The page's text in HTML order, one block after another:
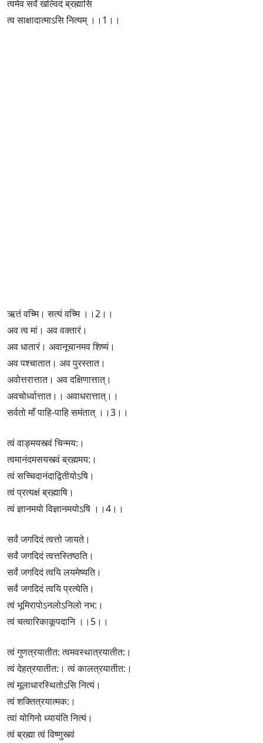
त्वमेव सर्वं खल्विदं ब्रह्मासि
त्व साक्षादात्माऽसि नित्यम् ।।1।।
ऋतं वच्मि। सत्यं वच्मि ।।2।।
अव त्व मां। अव वक्तारं।
अव धातारं। अवानूचानमव शिष्यं।
अव पश्चातात। अव पुरस्तात।
अवोत्तरात्तात। अव दक्षिणात्तात्।
अवचोर्ध्वात्तात।। अवाधरात्तात्।।
सर्वतो माँ पाहि-पाहि समंतात् ।।3।।
त्वं वाङ्‍मयस्त्वं चिन्मय:।
त्वमानंदमसयस्त्वं ब्रह्ममय:।
त्वं सच्चिदानंदाद्वितीयोऽषि।
त्वं प्रत्यक्षं ब्रह्माषि।
त्वं ज्ञानमयो विज्ञानमयोऽषि ।।4।।
सर्वं जगदिदं त्वत्तो जायते।
सर्वं जगदिदं त्वत्तस्तिष्ठति।
सर्वं जगदिदं त्वयि लयमेष्यति।
सर्वं जगदिदं त्वयि प्रत्येति।
त्वं भूमिरापोऽनलोऽनिलो नभ:।
त्वं चत्वारिकाकूपदानि ।।5।।
त्वं गुणत्रयातीत: त्वमवस्थात्रयातीत:।
त्वं देहत्रयातीत:। त्वं कालत्रयातीत:।
त्वं मूलाधारस्थितोऽसि नित्यं।
त्वं शक्तित्रयात्मक:।
त्वां योगिनो ध्यायंति नित्यं।
त्वं ब्रह्मा त्वं विष्णुस्त्वं